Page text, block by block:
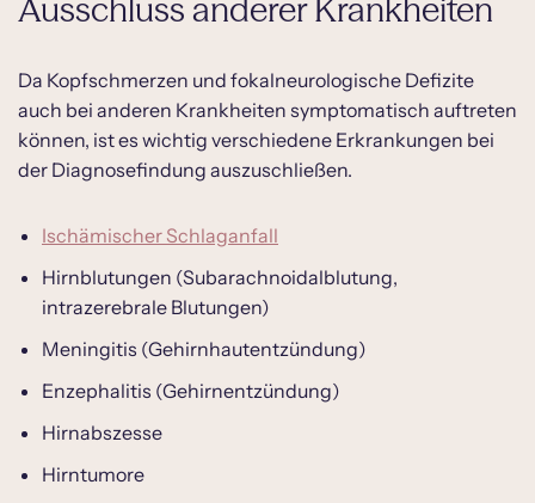
Ausschluss anderer Krankheiten
Da Kopfschmerzen und fokalneurologische Defizite
auch bei anderen Krankheiten symptomatisch auftreten
können, ist es wichtig verschiedene Erkrankungen bei
der Diagnosefindung auszuschließen.
Ischämischer Schlaganfall
Hirnblutungen (Subarachnoidalblutung,
intrazerebrale Blutungen)
Meningitis (Gehirnhautentzündung)
Enzephalitis (Gehirnentzündung)
Hirnabszesse
Hirntumore